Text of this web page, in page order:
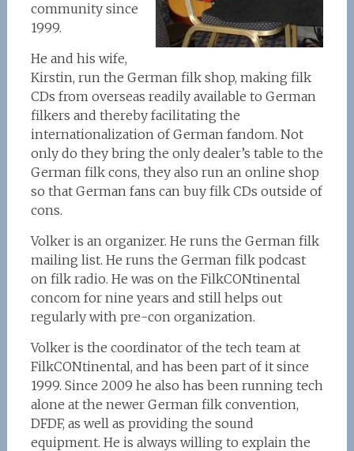
community since
1999.
He and his wife,
Kirstin, run the German filk shop, making filk
CDs from overseas readily available to German
filkers and thereby facilitating the
internationalization of German fandom. Not
only do they bring the only dealer’s table to the
German filk cons, they also run an online shop
so that German fans can buy filk CDs outside of
cons.
Volker is an organizer. He runs the German filk
mailing list. He runs the German filk podcast
on filk radio. He was on the FilkCONtinental
concom for nine years and still helps out
regularly with pre-con organization.
Volker is the coordinator of the tech team at
FilkCONtinental, and has been part of it since
1999. Since 2009 he also has been running tech
alone at the newer German filk convention,
DFDF, as well as providing the sound
equipment. He is always willing to explain the